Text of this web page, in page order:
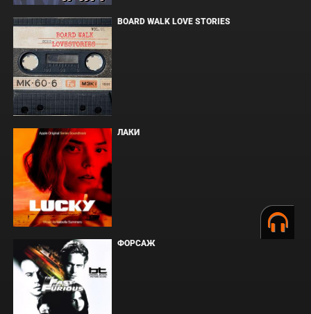
BOARD WALK LOVE STORIES
ЛАКИ
ФОРСАЖ